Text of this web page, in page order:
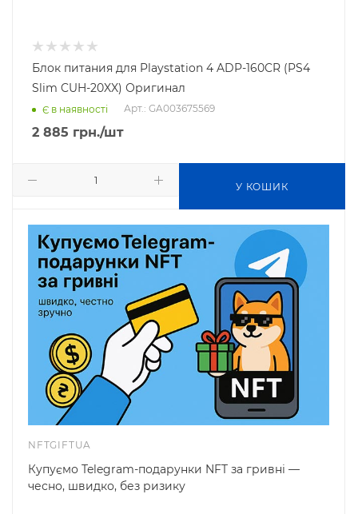
Блок питания для Playstation 4 ADP-160CR (PS4
Slim CUH-20XX) Оригинал
Є в наявності Арт.: GA003675569
2 885 грн./шт
У КОШИК
NFTGIFTUA
Купуємо Telegram-подарунки NFT за гривні —
чесно, швидко, без ризику